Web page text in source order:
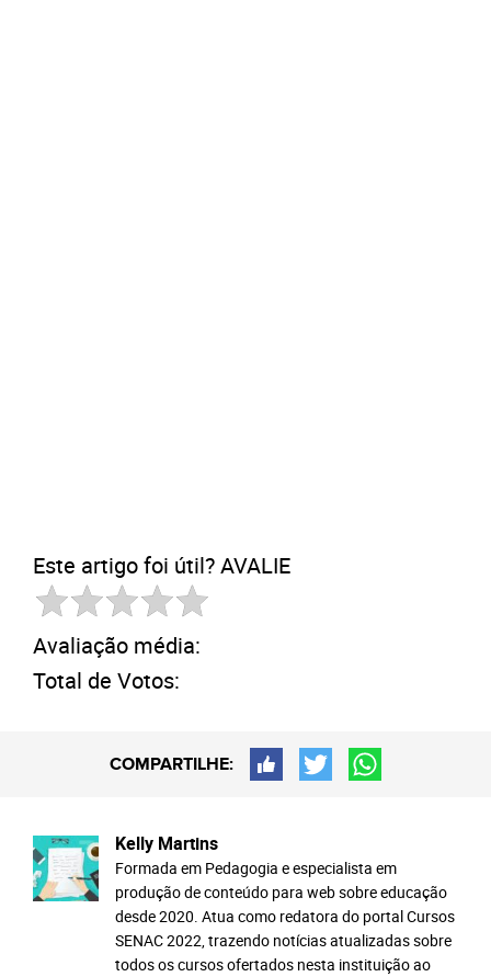
Este artigo foi útil? AVALIE
Avaliação média:
Total de Votos:
COMPARTILHE:
Kelly Martins
Formada em Pedagogia e especialista em
produção de conteúdo para web sobre educação
desde 2020. Atua como redatora do portal Cursos
SENAC 2022, trazendo notícias atualizadas sobre
todos os cursos ofertados nesta instituição ao